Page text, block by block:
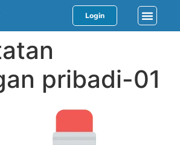
Login
pribadi-01